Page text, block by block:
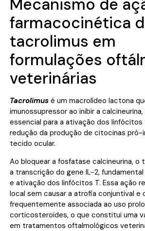
Mecanismo de
farmacocinética
tacrolimus em
formulações
veterinárias
Tacrolimus é um macrolídeo lactona
imunossupressor ao inibir a
essencial para a ativação dos linfócitos
redução da produção de citocinas pró-
tecido ocular.
Ao bloquear a fosfatase calcineurina, o
a transcrição do gene IL-2,
e ativação dos linfócitos T. Essa ação
local sem causar a atrofia conjuntival e
frequentemente associada ao uso
corticosteroides, o que constitui uma
em tratamentos oftalmológicos